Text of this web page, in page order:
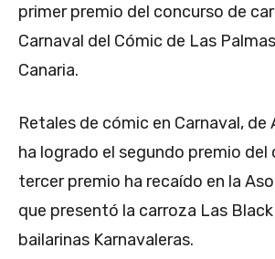
primer premio del concurso de
Carnaval del Cómic de Las
Canaria.
Retales de cómic en Carnaval, de
ha logrado el segundo premio del
tercer premio ha recaído en la
que presentó la carroza Las Black
bailarinas Karnavaleras.